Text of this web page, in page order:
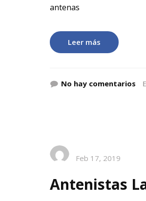
antenas
Leer más
No hay comentarios
Feb 17, 2019
Antenistas